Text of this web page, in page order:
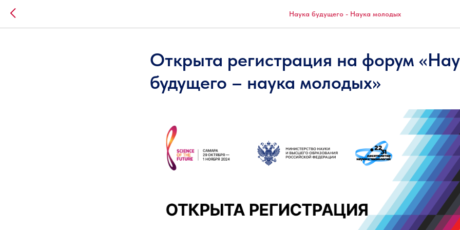
Наука будущего - Наука молодых
Открыта регистрация на форум
будущего – наука молодых»